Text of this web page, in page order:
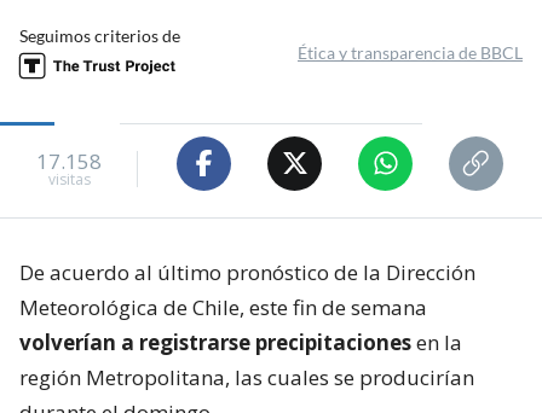
Seguimos criterios de
Ética y transparencia de BBCL
17.158
visitas
De acuerdo al último pronóstico de la Dirección
Meteorológica de Chile, este fin de semana
volverían a registrarse precipitacionesen la
región Metropolitana, las cuales se producirían